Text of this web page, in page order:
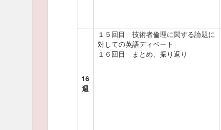
16
週
１５回目 技術者倫理に関する論題に
対しての英語ディベート
１６回目 まとめ、振り返り